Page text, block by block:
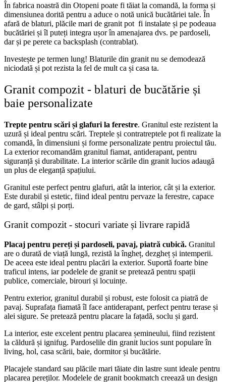
În fabrica noastră din Otopeni poate fi tăiat la comandă, la forma și
dimensiunea dorită pentru a aduce o notă unică bucătăriei tale. În
afară de blaturi, plăcile mari de granit pot fi instalate și pe podeaua
bucătăriei și îl puteți integra ușor în amenajarea dvs. pe pardoseli,
dar și pe perete ca backsplash (contrablat).
Investește pe termen lung! Blaturile din granit nu se demodează
niciodată și pot rezista la fel de mult ca și casa ta.
Granit compozit - blaturi de bucătărie și
baie personalizate
Trepte pentru scări și glafuri la ferestre. Granitul este rezistent la
uzură și ideal pentru scări. Treptele și contratreptele pot fi realizate la
comandă, în dimensiuni și forme personalizate pentru proiectul tău.
La exterior recomandăm granitul fiamat, antiderapant, pentru
siguranță și durabilitate. La interior scările din granit lucios adaugă
un plus de eleganță spațiului.
Granitul este perfect pentru glafuri, atât la interior, cât și la exterior.
Este durabil și estetic, fiind ideal pentru pervaze la ferestre, capace
de gard, stâlpi și porți.
Granit compozit - stocuri variate și livrare rapidă
Placaj pentru pereți și pardoseli, pavaj, piatră cubică. Granitul
are o durată de viață lungă, rezistă la îngheț, dezgheț și intemperii.
De aceea este ideal pentru placări la exterior. Suportă foarte bine
traficul intens, iar podelele de granit se pretează pentru spații
publice, comerciale, birouri și locuințe.
Pentru exterior, granitul durabil și robust, este folosit ca piatră de
pavaj. Suprafața fiamată îl face antiderapant, perfect pentru terase și
alei sigure. Se pretează pentru placare la fațadă, soclu și gard.
La interior, este excelent pentru placarea șemineului, fiind rezistent
la căldură și ignifug. Pardoselile din granit lucios sunt populare în
living, hol, casa scării, baie, dormitor și bucătărie.
Placajele standard sau plăcile mari tăiate din lastre sunt ideale pentru
placarea pereților. Modelele de granit bookmatch creează un design